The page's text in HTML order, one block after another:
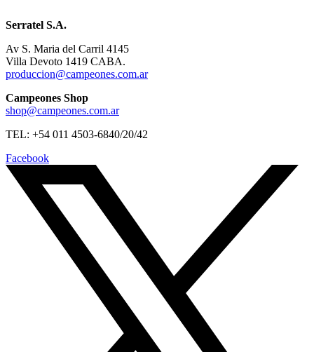
Serratel S.A.
Av S. Maria del Carril 4145
Villa Devoto 1419 CABA.
produccion@campeones.com.ar
Campeones Shop
shop@campeones.com.ar
TEL: +54 011 4503-6840/20/42
Facebook